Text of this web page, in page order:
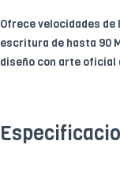
Ofrece velocidades
escritura de hasta 90
diseño con arte